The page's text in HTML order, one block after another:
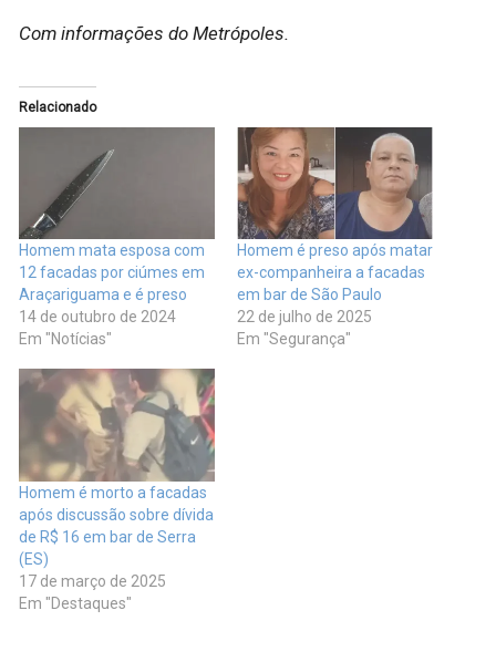
Com informações do Metrópoles.
Relacionado
Homem mata esposa com
12 facadas por ciúmes em
Araçariguama e é preso
14 de outubro de 2024
Em "Notícias"
Homem é preso após matar
ex-companheira a facadas
em bar de São Paulo
22 de julho de 2025
Em "Segurança"
Homem é morto a facadas
após discussão sobre dívida
de R$ 16 em bar de Serra
(ES)
17 de março de 2025
Em "Destaques"